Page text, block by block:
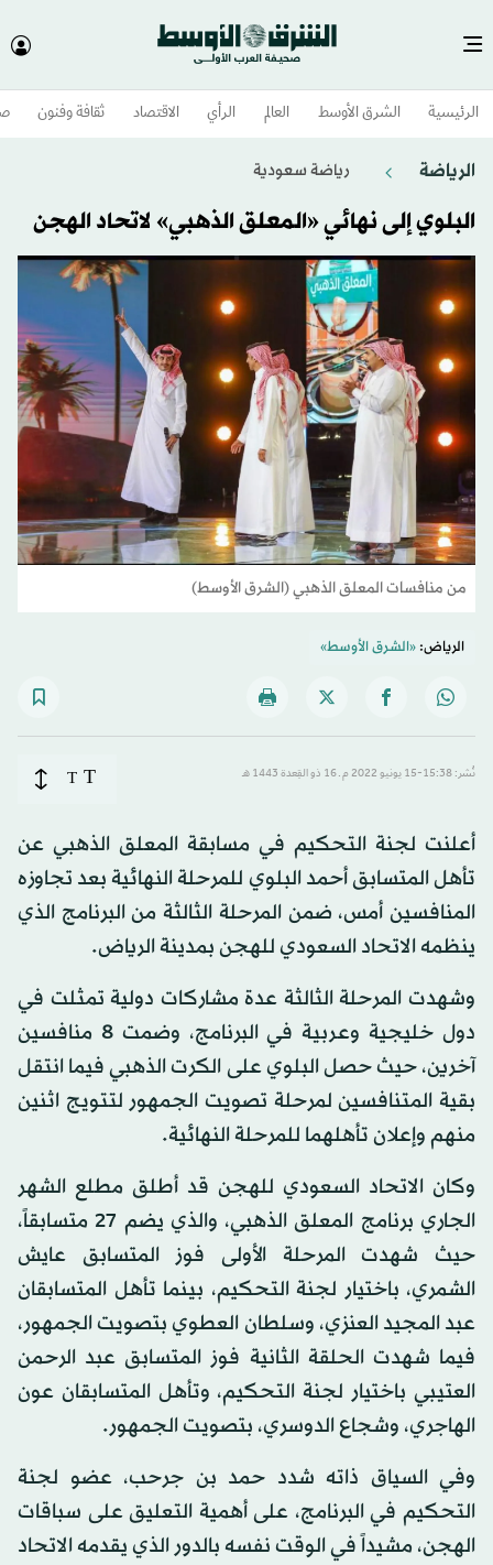
الرئيسية الشرق الأوسط​ العالم الرأي الاقتصاد ثقافة وفنون
الرياضة رياضة سعودية
البلوي إلى نهائي «المعلق الذهبي» لاتحاد الهجن
من منافسات المعلق الذهبي (الشرق الأوسط)
الرياض:«الشرق الأوسط»
نُشر: 15:38-15 يونيو 2022 م ـ 16 ذو القِعدة 1443 هـ T
T
أعلنت لجنة التحكيم في مسابقة المعلق الذهبي عن
تأهل المتسابق أحمد البلوي للمرحلة النهائية بعد تجاوزه
المنافسين أمس، ضمن المرحلة الثالثة من البرنامج الذي
ينظمه الاتحاد السعودي للهجن بمدينة الرياض.
وشهدت المرحلة الثالثة عدة مشاركات دولية تمثلت في
دول خليجية وعربية في البرنامج، وضمت 8 منافسين
آخرين، حيث حصل البلوي على الكرت الذهبي فيما انتقل
بقية المتنافسين لمرحلة تصويت الجمهور لتتويج اثنين
منهم وإعلان تأهلهما للمرحلة النهائية.
وكان الاتحاد السعودي للهجن قد أطلق مطلع الشهر
الجاري برنامج المعلق الذهبي، والذي يضم 27 متسابقاً،
حيث شهدت المرحلة الأولى فوز المتسابق عايش
الشمري، باختيار لجنة التحكيم، بينما تأهل المتسابقان
عبد المجيد العنزي، وسلطان العطوي بتصويت الجمهور،
فيما شهدت الحلقة الثانية فوز المتسابق عبد الرحمن
العتيبي باختيار لجنة التحكيم، وتأهل المتسابقان عون
الهاجري، وشجاع الدوسري، بتصويت الجمهور.
وفي السياق ذاته شدد حمد بن جرحب، عضو لجنة
التحكيم في البرنامج، على أهمية التعليق على سباقات
الهجن، مشيداً في الوقت نفسه بالدور الذي يقدمه الاتحاد